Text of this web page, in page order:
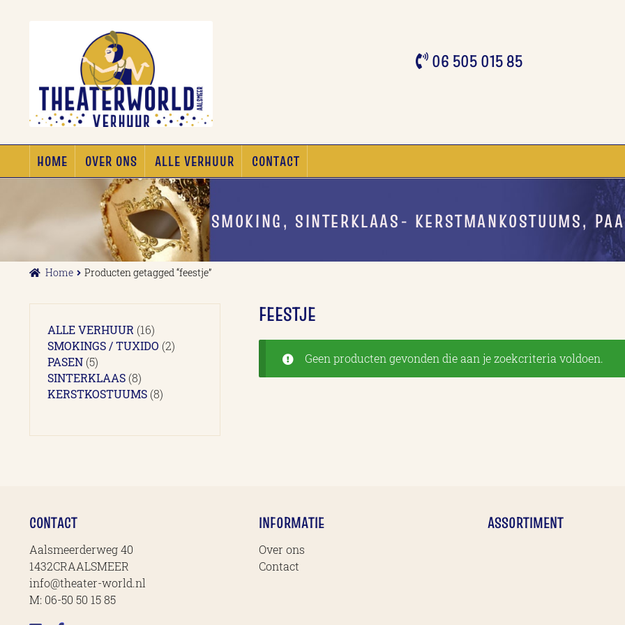
06 505 015 85
HOME OVER ONS ALLE VERHUUR CONTACT
SMOKING, SINTERKLAAS- KERSTMANKOSTUUMS,
Home Producten getagged “feestje”
FEESTJE
Geen producten gevonden die aan je zoekcriteria voldoen.
ALLE VERHUUR 1616
producten
SMOKINGS / TUXIDO 22
PASEN 55
producten
SINTERKLAAS 88
producten
KERSTKOSTUUMS 88
CONTACT
Aalsmeerderweg 40
1432CRAALSMEER
info@theater-world.nl
M: 06-50 50 15 85
INFORMATIE
Over ons
Contact
ASSORTIMENT